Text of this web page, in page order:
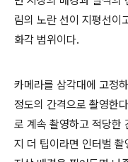
림의 노란 선이 지평선이
화각 범위이다.
카메라를 삼각대에 고정
정도의 간격으로 촬영한
로 계속 촬영하고 적당한
지 더 팁이라면 인터벌